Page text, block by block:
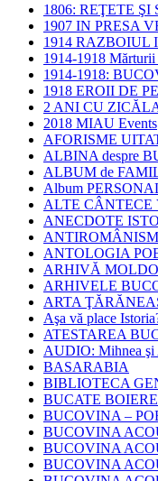
1806: REŢETE ŞI
1907 IN PRESA
1914 RAZBOIUL
1914-1918
1914-1918:
1918 EROII DE
2 ANI CU
2018 MIAU Events
AFORISME
ALBINA despre
ALBUM de
Album
ALTE CÂNTECE
ANECDOTE
ANTOLOGIA
ARHIVĂ
ARHIVELE
ARTA
Aşa vă place
ATESTAREA
AUDIO: Mihnea şi
BASARABIA
BIBLIOTECA
BUCATE
BUCOVINA –
BUCOVINA
BUCOVINA
BUCOVINA